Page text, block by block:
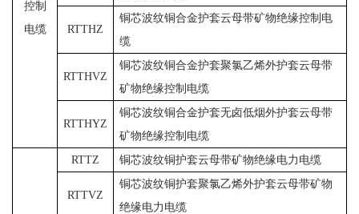
控制
电缆
RTTHZ
铜芯波纹铜合金护套云母带矿物绝缘控制电
缆
RTTHVZ
铜芯波纹铜合金护套聚氯乙烯外护套云母带
矿物绝缘控制电缆
RTTHYZ
铜芯波纹铜合金护套无卤低烟外护套云母带
矿物绝缘控制电缆
RTTZ 铜芯波纹铜护套云母带矿物绝缘电力电缆
RTTVZ
铜芯波纹铜护套聚氯乙烯外护套云母带矿物
绝缘电力电缆